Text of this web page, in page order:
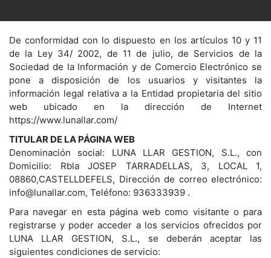
De conformidad con lo dispuesto en los artículos 10 y 11
de la Ley 34/ 2002, de 11 de julio, de Servicios de la
Sociedad de la Información y de Comercio Electrónico se
pone a disposición de los usuarios y visitantes la
información legal relativa a la Entidad propietaria del sitio
web ubicado en la dirección de Internet
https://www.lunallar.com/
TITULAR DE LA PÁGINA WEB
Denominación social: LUNA LLAR GESTION, S.L., con
Domicilio: Rbla JOSEP TARRADELLAS, 3, LOCAL 1,
08860,CASTELLDEFELS, Dirección de correo electrónico:
info@lunallar.com, Teléfono: 936333939 .
Para navegar en esta página web como visitante o para
registrarse y poder acceder a los servicios ofrecidos por
LUNA LLAR GESTION, S.L., se deberán aceptar las
siguientes condiciones de servicio: